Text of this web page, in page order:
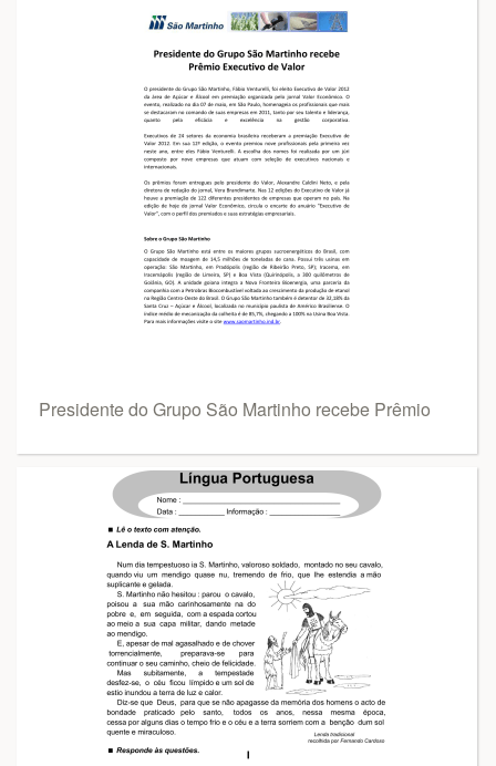
Presidente do Grupo São Martinho recebe Prêmio